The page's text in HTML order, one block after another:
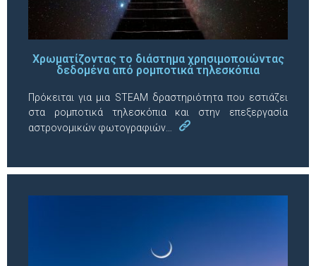
Χρωματίζοντας το διάστημα χρησιμοποιώντας
δεδομένα από ρομποτικά τηλεσκόπια
Πρόκειται για μια STEAM δραστηριότητα που εστιάζει
στα ρομποτικά τηλεσκόπια και στην επεξεργασία
αστρονομικών φωτογραφιών…